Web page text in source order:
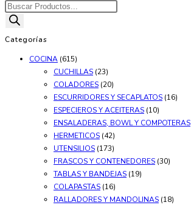
CAROL
Búsqueda
de
Categorías
COCINA (615)
CUCHILLAS (23)
COLADORES (20)
ESCURRIDORES Y SECAPLATOS (16)
ESPECIEROS Y ACEITERAS (10)
ENSALADERAS, BOWL Y COMPOTERAS
HERMETICOS (42)
UTENSILIOS (173)
FRASCOS Y CONTENEDORES (30)
TABLAS Y BANDEJAS (19)
COLAPASTAS (16)
RALLADORES Y MANDOLINAS (18)